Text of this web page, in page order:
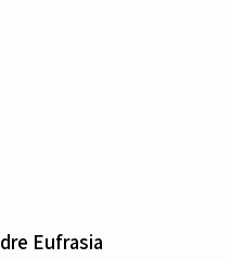
Eufrasia